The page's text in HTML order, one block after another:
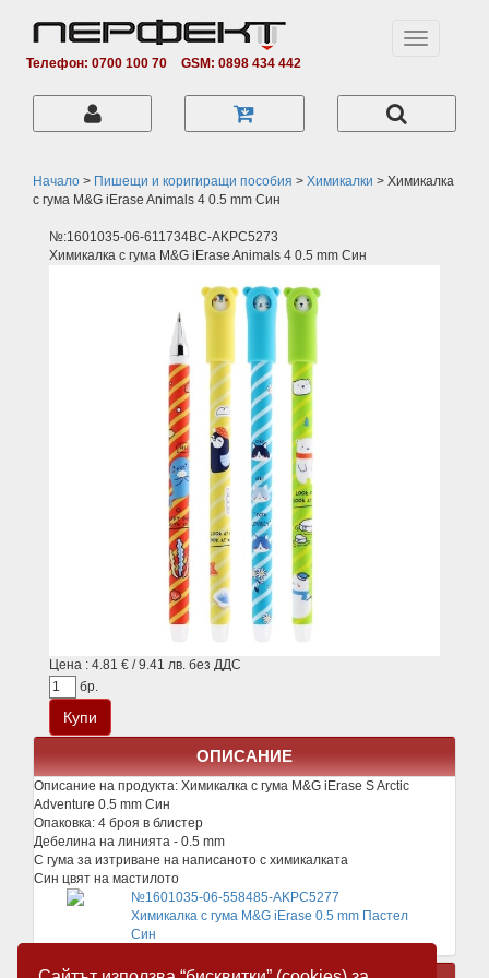
Телефон: 0700 100 70 GSM: 0898 434 442
Toggle
Начало > Пишещи и коригиращи пособия > Химикалки > Химикалка
с гума M&G iErase Animals 4 0.5 mm Син
№:1601035-06-611734BC-AKPC5273
Химикалка с гума M&G iErase Animals 4 0.5 mm Син
Цена : 4.81 € / 9.41 лв. без ДДС
бр.
ОПИСАНИЕ
Описание на продукта: Химикалка с гума M&G iErase S Arctic
Adventure 0.5 mm Син
Опаковка: 4 броя в блистер
Дебелина на линията - 0.5 mm
С гума за изтриване на написаното с химикалката
Син цвят на мастилото
№1601035-06-558485-AKPC5277
Химикалка с гума M&G iErase 0.5 mm Пастел
Син